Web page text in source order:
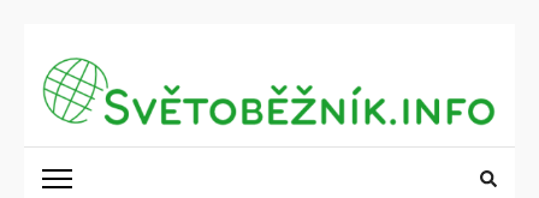
obsah
(stiskněte
Enter)
SVĚTOBĚŽNÍK.INFO